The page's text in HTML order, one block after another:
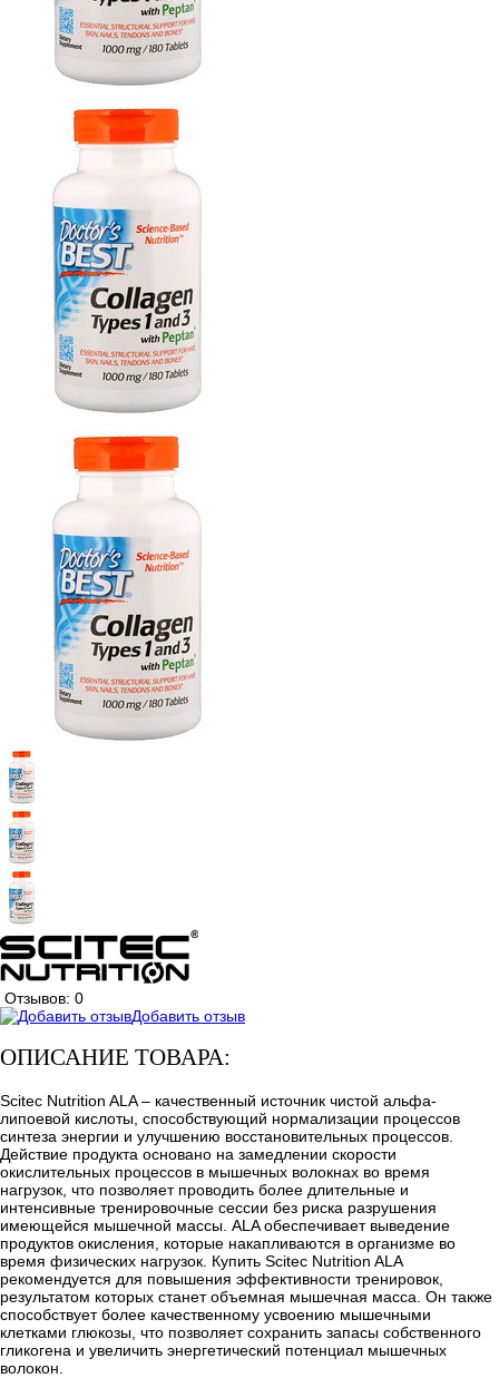
Отзывов: 0
Добавить отзыв
ОПИСАНИЕ ТОВАРА:
Scitec Nutrition ALA – качественный источник чистой альфа-
липоевой кислоты, способствующий нормализации процессов
синтеза энергии и улучшению восстановительных процессов.
Действие продукта основано на замедлении скорости
окислительных процессов в мышечных волокнах во время
нагрузок, что позволяет проводить более длительные и
интенсивные тренировочные сессии без риска разрушения
имеющейся мышечной массы. ALA обеспечивает выведение
продуктов окисления, которые накапливаются в организме во
время физических нагрузок. Купить Scitec Nutrition ALA
рекомендуется для повышения эффективности тренировок,
результатом которых станет объемная мышечная масса. Он также
способствует более качественному усвоению мышечными
клетками глюкозы, что позволяет сохранить запасы собственного
гликогена и увеличить энергетический потенциал мышечных
волокон.